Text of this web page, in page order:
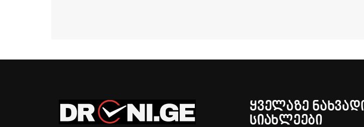
ᲧᲕᲔᲚᲐᲖᲔ
ᲡᲘᲐᲮᲚᲔᲔᲑᲘ